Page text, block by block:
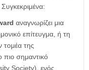
αναγνωρίζει μια
επίτευγμα, ή τη
τομέα της
πιο σημαντικό
Society), ενός